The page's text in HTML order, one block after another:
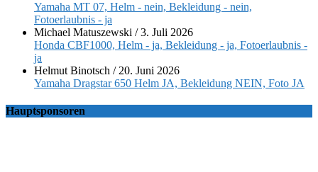
Yamaha MT 07, Helm - nein, Bekleidung - nein,
Fotoerlaubnis - ja
Michael Matuszewski /3. Juli 2026
Honda CBF1000, Helm - ja, Bekleidung - ja, Fotoerlaubnis -
ja
Helmut Binotsch / 20. Juni 2026
Yamaha Dragstar 650 Helm JA, Bekleidung NEIN, Foto JA
Hauptsponsoren